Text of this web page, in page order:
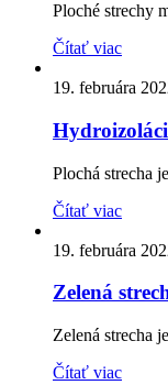
Ploché strechy
Čítať viac
19. februára
Plochá strecha
Čítať viac
19. februára
Zelená
Zelená strecha
Čítať viac